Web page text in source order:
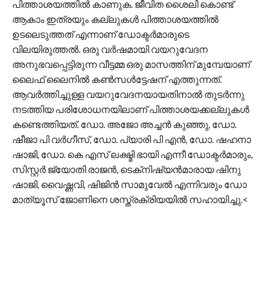
പിത്താശയത്തിൽ കാണുക. ജീവിത ശൈലി കൊണ്ട്
ആകാം ഇത്രയും കല്ലുകള്‍ പിത്താശയത്തിൽ
ഉടലെടുത്തത് എന്നാണ് ഡോക്ടർമാരുടെ
വിലയിരുത്തല്‍. ഒരു വർഷമായി വയറുവേദന
അനുഭവപ്പെട്ടിരുന്ന വീട്ടമ്മ ഒരു മാസത്തിന് മുമ്പേയാണ്
ലൈഫ് ലൈനിൽ കൺസൾട്ടേഷന് എത്തുന്നത്.
ആവർത്തിച്ചുള്ള വയറുവേദനയായതിനാൽ തുടർന്നു
നടത്തിയ പരിശോധനയിലാണ് പിത്താശയക്കല്ലുകൾ
കണ്ടെത്തിയത്. ഡോ. അജോ അച്ചന്‍ കുഞ്ഞു, ഡോ.
ഷീജാ പി വര്‍ഗീസ്, ഡോ. പ്യാരി പി എൻ, ഡോ. ഷഹനാ
ഷാജി, ഡോ. കെ എസ് ലക്ഷ്മി ഭായി എന്നീ ഡോക്ടർമാരും,
സിസ്റ്റർ ജ്യോതി രാജൻ, ടെക്‌നിഷ്യൻമാരായ ഷിനു
ഷാജി, വൈഷ്ണവി, ഷിജിൻ സാമുവേൽ എന്നിവരും ഡോ
മാത്യൂസ് ജോണിനെ ശസ്ത്രക്രിയയിൽ സഹായിച്ചു.<